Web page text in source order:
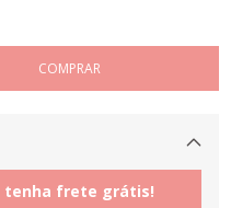
tenha frete grátis!